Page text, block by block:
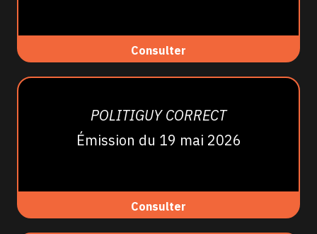
Consulter
POLITIGUY CORRECT
Émission du 19 mai 2026
Consulter